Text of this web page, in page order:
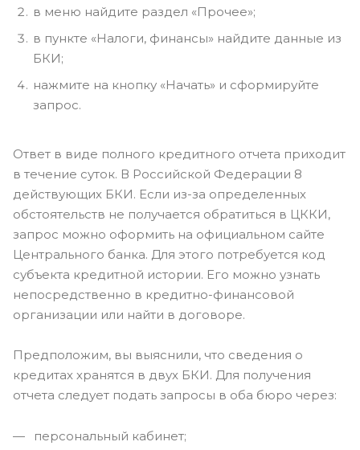
в меню найдите раздел «Прочее»;
в пункте «Налоги, финансы» найдите данные из
БКИ;
нажмите на кнопку «Начать» и сформируйте
запрос.
Ответ в виде полного кредитного отчета приходит
в течение суток. В Российской Федерации 8
действующих БКИ. Если из-за определенных
обстоятельств не получается обратиться в ЦККИ,
запрос можно оформить на официальном сайте
Центрального банка. Для этого потребуется код
субъекта кредитной истории. Его можно узнать
непосредственно в кредитно-финансовой
организации или найти в договоре.
Предположим, вы выяснили, что сведения о
кредитах хранятся в двух БКИ. Для получения
отчета следует подать запросы в оба бюро через:
персональный кабинет;